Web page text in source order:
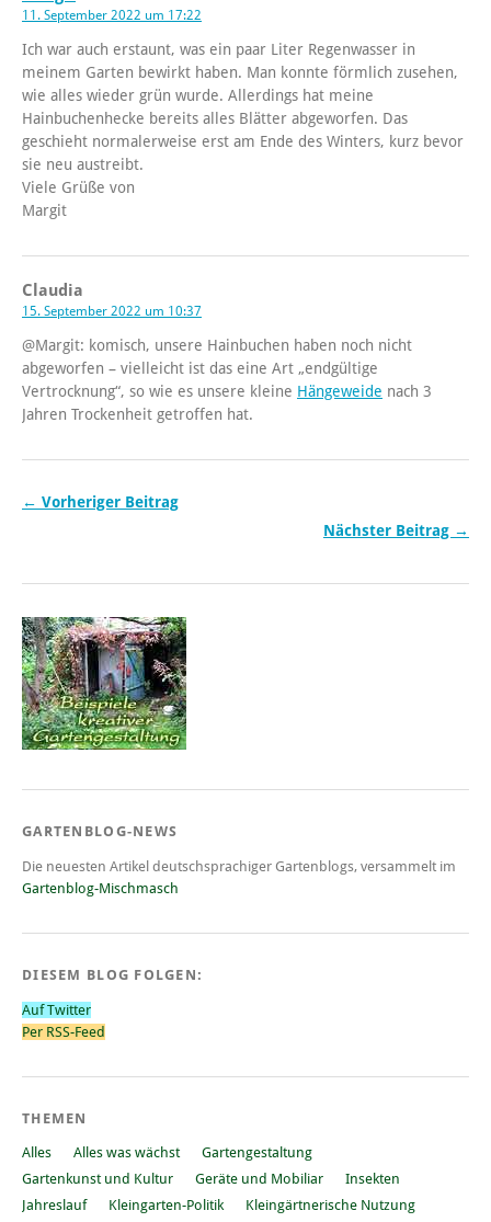
11. September 2022 um 17:22
Ich war auch erstaunt, was ein paar Liter Regenwasser in
meinem Garten bewirkt haben. Man konnte förmlich zusehen,
wie alles wieder grün wurde. Allerdings hat meine
Hainbuchenhecke bereits alles Blätter abgeworfen. Das
geschieht normalerweise erst am Ende des Winters, kurz bevor
sie neu austreibt.
Viele Grüße von
Margit
Claudia
15. September 2022 um 10:37
@Margit: komisch, unsere Hainbuchen haben noch nicht
abgeworfen – vielleicht ist das eine Art „endgültige
Vertrocknung“, so wie es unsere kleine Hängeweide nach 3
Jahren Trockenheit getroffen hat.
← Vorheriger Beitrag
Nächster Beitrag →
GARTENBLOG-NEWS
Die neuesten Artikel deutschsprachiger Gartenblogs, versammelt im
Gartenblog-Mischmasch
DIESEM BLOG FOLGEN:
Auf Twitter
Per RSS-Feed
THEMEN
Alles Alles was wächst
Gartengestaltung
Gartenkunst und Kultur
Geräte und Mobiliar
Insekten
Jahreslauf
Kleingarten-Politik
Kleingärtnerische Nutzung